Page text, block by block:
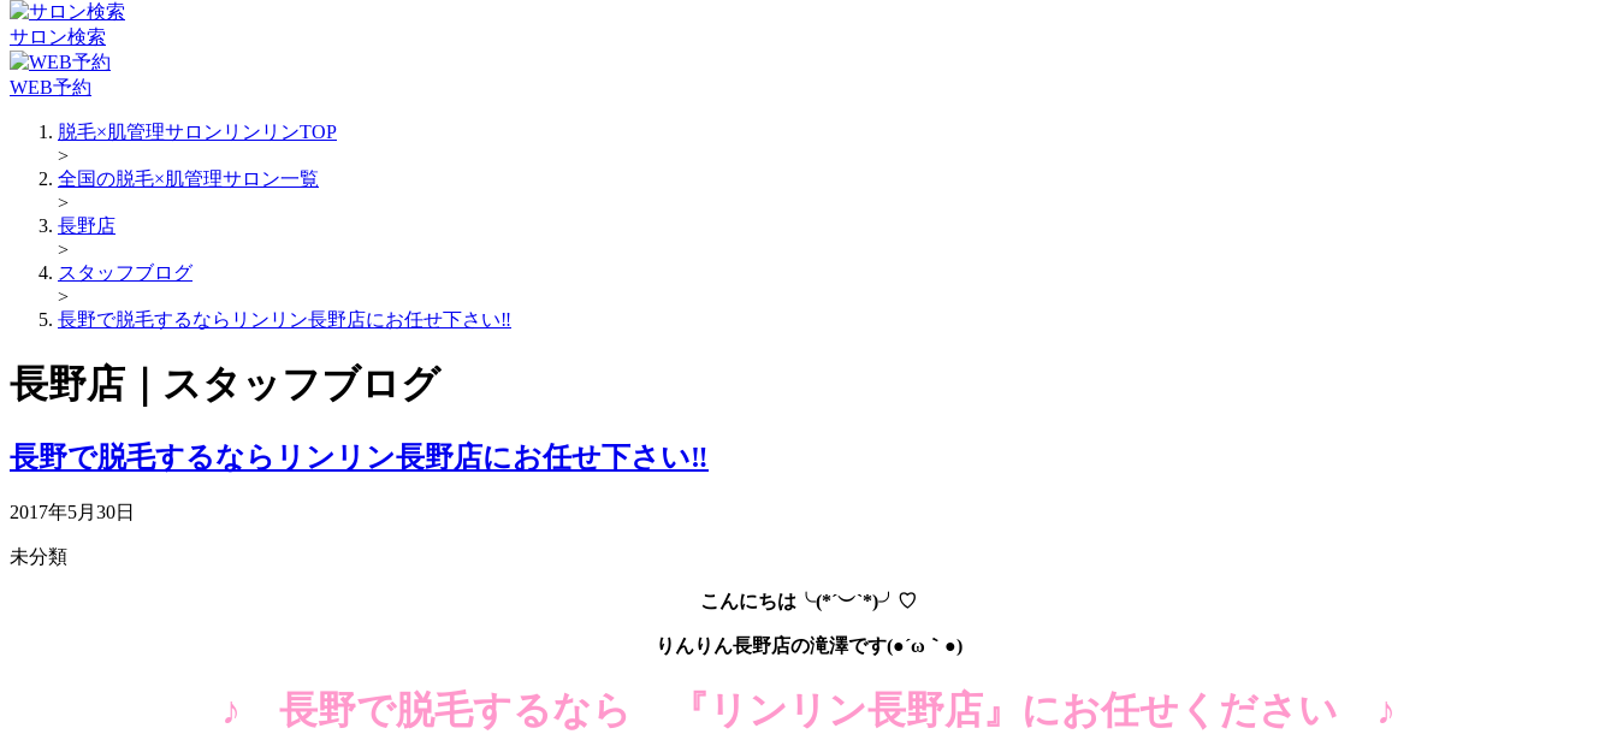
サロン検索
WEB予約
脱毛×肌管理サロンリンリンTOP
>
全国の脱毛×肌管理サロン一覧
>
長野店
>
スタッフブログ
>
長野で脱毛するならリンリン長野店にお任せ下さい‼
長野店｜スタッフブログ
長野で脱毛するならリンリン長野店にお任せ下さい‼
2017年5月30日
未分類
こんにちは╰(*´︶`*)╯♡
りんりん長野店の滝澤です(●´ω｀●)
♪ 長野で脱毛するなら 『リンリン長野店』にお任せください ♪